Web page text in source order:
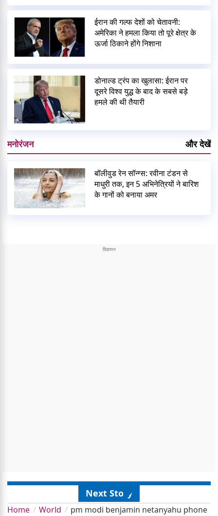
ईरान की गल्फ देशों को चेतावनी:
अमेरिका ने हमला किया तो पूरे क्षेत्र के
ऊर्जा ठिकाने होंगे निशाना
डोनाल्ड ट्रंप का खुलासा: ईरान पर
दूसरे विश्व युद्ध के बाद के सबसे बड़े
हमले की थी तैयारी
मनोरंजन और देखें
बॉलीवुड रेन सॉन्ग्स: रवीना टंडन से
माधुरी तक, इन 5 अभिनेत्रियों ने बारिश
के गानों को बनाया अमर
Next Story
Home World
pm modi benjamin netanyahu phone